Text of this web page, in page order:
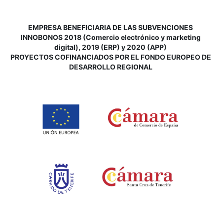
EMPRESA BENEFICIARIA DE LAS SUBVENCIONES
INNOBONOS 2018 (Comercio electrónico y marketing
digital), 2019 (ERP) y 2020 (APP)
PROYECTOS COFINANCIADOS POR EL FONDO EUROPEO DE
DESARROLLO REGIONAL